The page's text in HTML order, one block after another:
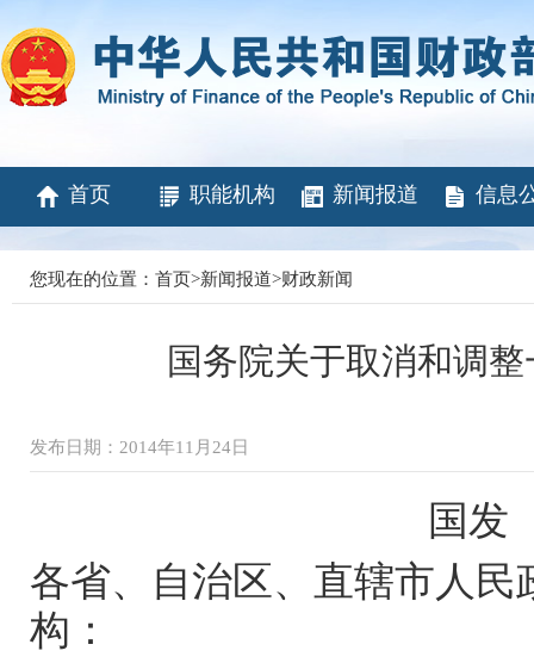
首页 职能机构 新闻报道 信息
您现在的位置： 首页>新闻报道>财政新闻
国务院关于取消和调
发布日期：2014年11月24日
国发
各省、自治区、直辖市人
构：